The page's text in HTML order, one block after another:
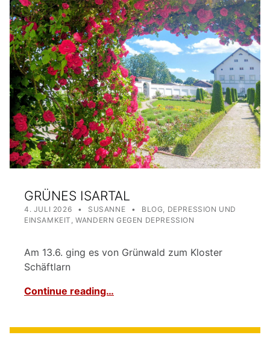
GRÜNES ISARTAL
POSTED ON:
4. JULI 2026
WRITTEN BY:
SUSANNE CATEGORIZED IN:
BLOG
DEPRESSION UND
EINSAMKEIT ,WANDERN GEGEN DEPRESSION
Am 13.6. ging es von Grünwald zum Kloster
Schäftlarn
Continue reading…